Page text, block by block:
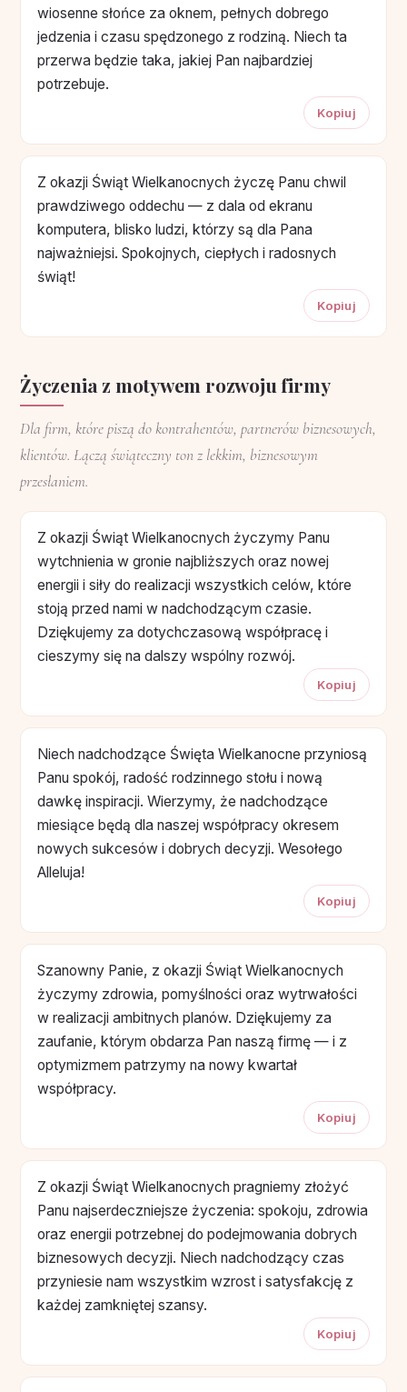
wiosenne słońce za oknem, pełnych dobrego
jedzenia i czasu spędzonego z rodziną. Niech ta
przerwa będzie taka, jakiej Pan najbardziej
potrzebuje.
Kopiuj
Z okazji Świąt Wielkanocnych życzę Panu chwil
prawdziwego oddechu — z dala od ekranu
komputera, blisko ludzi, którzy są dla Pana
najważniejsi. Spokojnych, ciepłych i radosnych
świąt!
Kopiuj
Życzenia z motywem rozwoju firmy
Dla firm, które piszą do kontrahentów, partnerów biznesowych,
klientów. Łączą świąteczny ton z lekkim, biznesowym
przesłaniem.
Z okazji Świąt Wielkanocnych życzymy Panu
wytchnienia w gronie najbliższych oraz nowej
energii i siły do realizacji wszystkich celów, które
stoją przed nami w nadchodzącym czasie.
Dziękujemy za dotychczasową współpracę i
cieszymy się na dalszy wspólny rozwój.
Kopiuj
Niech nadchodzące Święta Wielkanocne przyniosą
Panu spokój, radość rodzinnego stołu i nową
dawkę inspiracji. Wierzymy, że nadchodzące
miesiące będą dla naszej współpracy okresem
nowych sukcesów i dobrych decyzji. Wesołego
Alleluja!
Kopiuj
Szanowny Panie, z okazji Świąt Wielkanocnych
życzymy zdrowia, pomyślności oraz wytrwałości
w realizacji ambitnych planów. Dziękujemy za
zaufanie, którym obdarza Pan naszą firmę — i z
optymizmem patrzymy na nowy kwartał
współpracy.
Kopiuj
Z okazji Świąt Wielkanocnych pragniemy złożyć
Panu najserdeczniejsze życzenia: spokoju, zdrowia
oraz energii potrzebnej do podejmowania dobrych
biznesowych decyzji. Niech nadchodzący czas
przyniesie nam wszystkim wzrost i satysfakcję z
każdej zamkniętej szansy.
Kopiuj